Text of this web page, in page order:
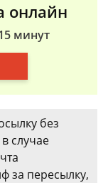
онлайн
минут
без
случае
за пересылку,